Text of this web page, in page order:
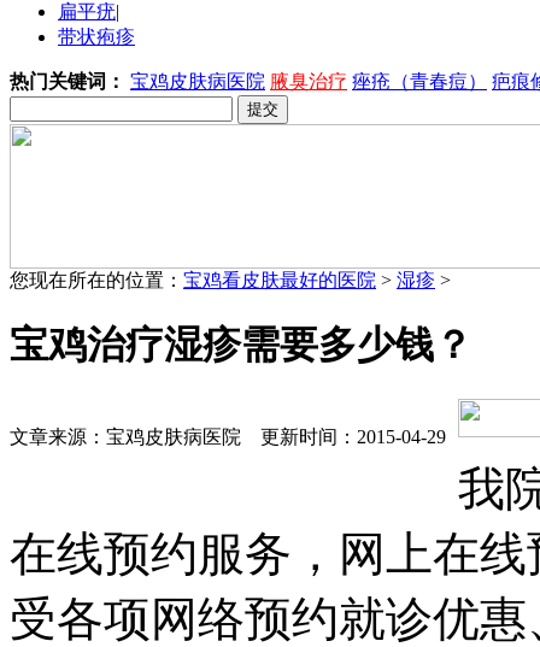
扁平疣|
带状疱疹
热门关键词： 宝鸡皮肤病医院 腋臭治疗 痤疮（青春痘） 疤痕
您现在所在的位置： 宝鸡看皮肤最好的医院 > 湿疹 >
宝鸡治疗湿疹需要多少钱？
文章来源：宝鸡皮肤病医院 更新时间：2015-04-29
我
在线预约服务，网上在
受各项网络预约就诊优